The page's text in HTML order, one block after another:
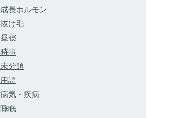
成長ホルモン
抜け毛
昼寝
時事
未分類
用語
病気・疾病
睡眠